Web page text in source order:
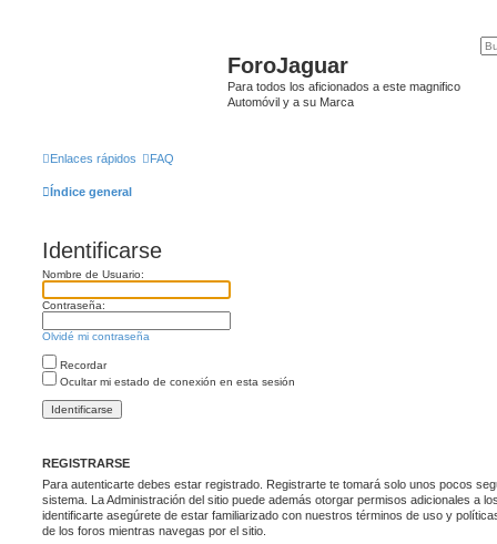
ForoJaguar
Para todos los aficionados a este magnifico
Automóvil y a su Marca
Enlaces rápidos FAQ
Índice general
Identificarse
Nombre de Usuario:
Contraseña:
Olvidé mi contraseña
Recordar
Ocultar mi estado de conexión en esta sesión
REGISTRARSE
Para autenticarte debes estar registrado. Registrarte te tomará solo unos pocos
sistema. La Administración del sitio puede además otorgar permisos adicionales a
identificarte asegúrete de estar familiarizado con nuestros términos de uso y
de los foros mientras navegas por el sitio.